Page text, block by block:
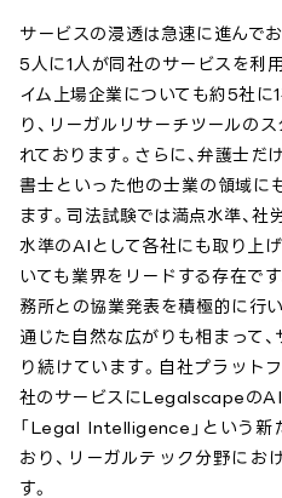
サービスの浸透は急速に進んで
5人に1人が同社のサービスを利
イム上場企業についても約5社に
り、リーガルリサーチツールの
れております。さらに、弁護士だ
書士といった他の士業の領域に
ます。司法試験では満点水準、社
水準のAIとして各社にも取り上
いても業界をリードする存在で
務所との協業発表を積極的に行
通じた自然な広がりも相まって
り続けています。自社プラット
社のサービスにLegalscapeのAI
「Legal Intelligence」という新
おり、リーガルテック分野にお
す。